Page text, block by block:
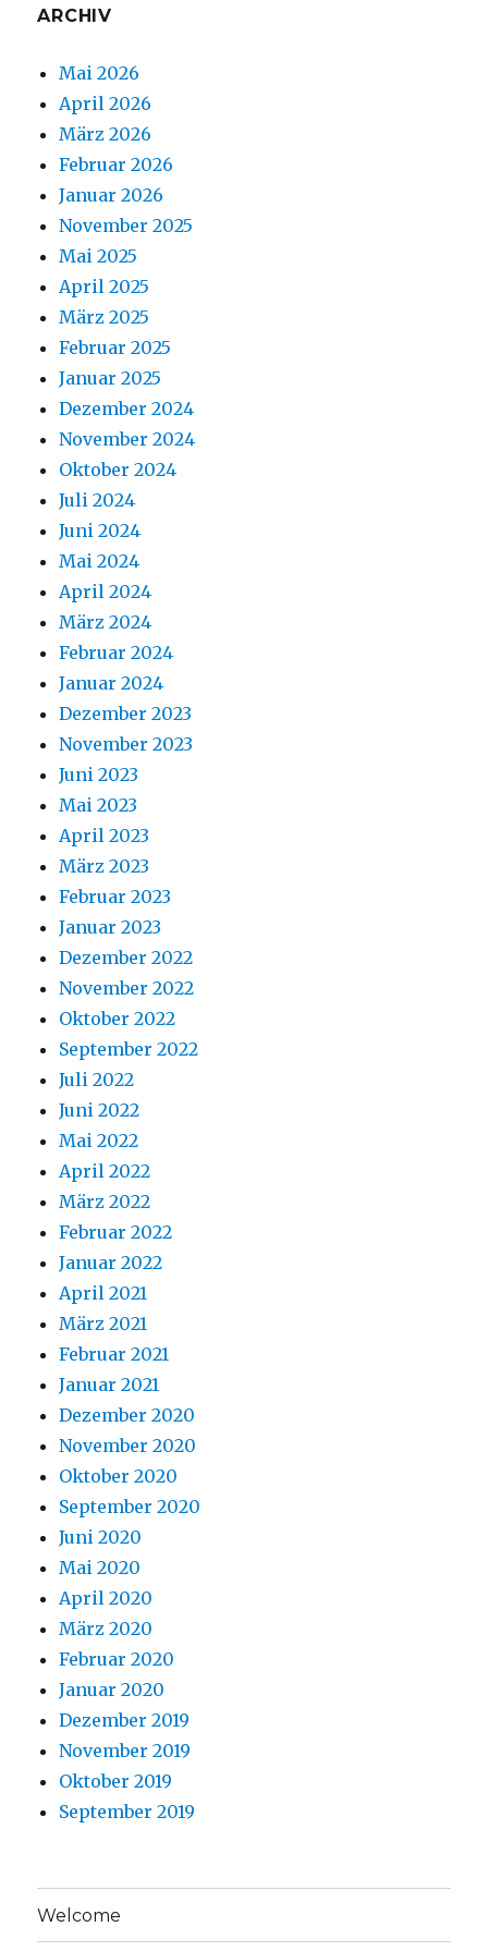
ARCHIV
Mai 2026
April 2026
März 2026
Februar 2026
Januar 2026
November 2025
Mai 2025
April 2025
März 2025
Februar 2025
Januar 2025
Dezember 2024
November 2024
Oktober 2024
Juli 2024
Juni 2024
Mai 2024
April 2024
März 2024
Februar 2024
Januar 2024
Dezember 2023
November 2023
Juni 2023
Mai 2023
April 2023
März 2023
Februar 2023
Januar 2023
Dezember 2022
November 2022
Oktober 2022
September 2022
Juli 2022
Juni 2022
Mai 2022
April 2022
März 2022
Februar 2022
Januar 2022
April 2021
März 2021
Februar 2021
Januar 2021
Dezember 2020
November 2020
Oktober 2020
September 2020
Juni 2020
Mai 2020
April 2020
März 2020
Februar 2020
Januar 2020
Dezember 2019
November 2019
Oktober 2019
September 2019
Welcome